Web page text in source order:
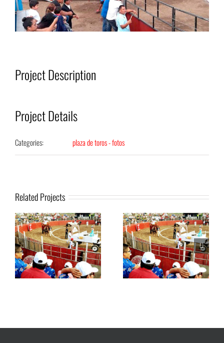
Project Description
Project Details
Categories: plaza de toros - fotos
Related Projects